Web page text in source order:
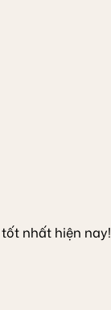
nhất hiện nay!